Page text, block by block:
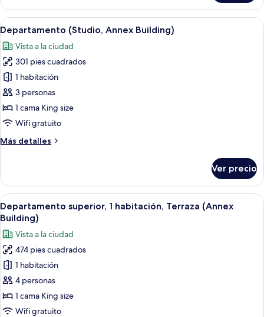
1
habitación
(Annex
Building)
Abrir
todas
las
fotos
de
Departamento
(Studio,
Annex
Building)
Habitación de hotel con una cama
4
Departamento (Studio, Annex Building)
Vista a la ciudad
301 pies cuadrados
1 habitación
3 personas
1 cama King size
Wifi gratuito
Más detalles
Más
(Studio,
Annex
Building)
Ver precio
Abrir
todas
las
fotos
de
Departamento
superior,
1
habitación,
Habitación de hotel con un
9
Departamento superior, 1 habitación, Terraza (Annex
Building)
Vista a la ciudad
474 pies cuadrados
1 habitación
4 personas
1 cama King size
Wifi gratuito